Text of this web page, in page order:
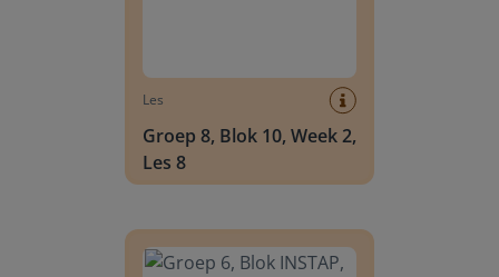
Les
Groep 8, Blok 10, Week 2,
Les 8